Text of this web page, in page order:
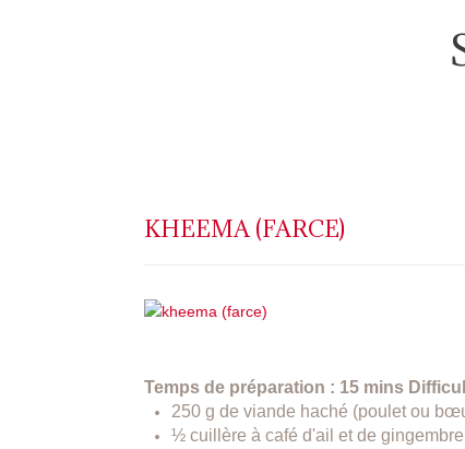
KHEEMA (FARCE)
Temps de préparation : 15 mins
250 g de viande haché (poulet ou
½ cuillère à café d'ail et de